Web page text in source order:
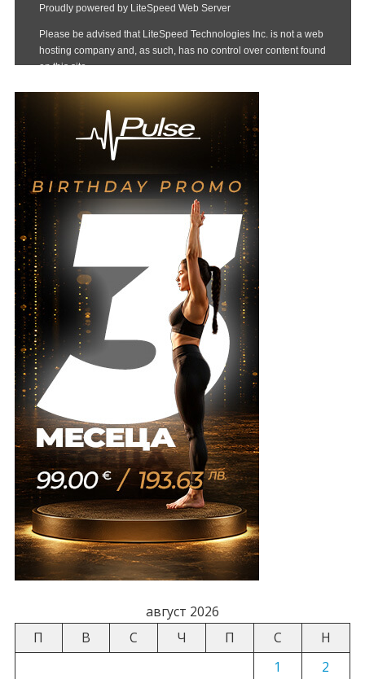
август 2026
П
В С Ч П С
Н
1
2